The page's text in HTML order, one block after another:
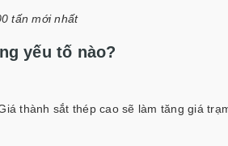
tấn mới nhất
yếu tố nào?
thành sắt thép cao sẽ làm tăng giá